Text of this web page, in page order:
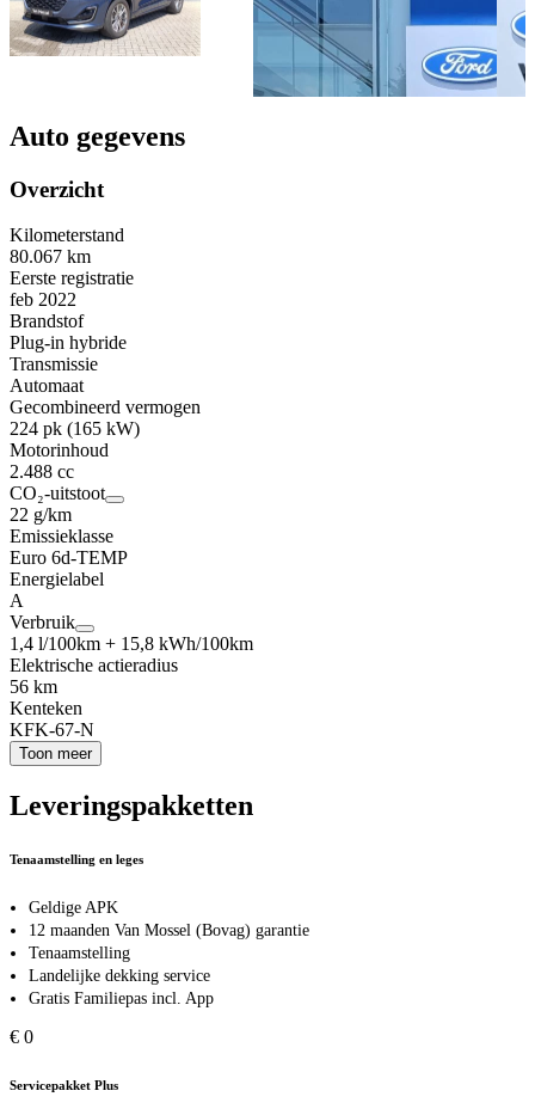
Auto gegevens
Overzicht
Kilometerstand
80.067 km
Eerste registratie
feb 2022
Brandstof
Plug-in hybride
Transmissie
Automaat
Gecombineerd vermogen
224 pk (165 kW)
Motorinhoud
2.488 cc
CO₂-uitstoot
22 g/km
Emissieklasse
Euro 6d-TEMP
Energielabel
A
Verbruik
1,4 l/100km + 15,8 kWh/100km
Elektrische actieradius
56 km
Kenteken
KFK-67-N
Toon meer
Leveringspakketten
Tenaamstelling en leges
Geldige APK
12 maanden Van Mossel (Bovag) garantie
Tenaamstelling
Landelijke dekking service
Gratis Familiepas incl. App
€ 0
Servicepakket Plus